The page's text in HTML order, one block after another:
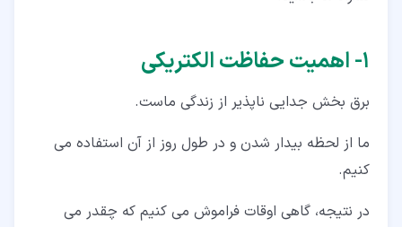
۱‏- اهمیت حفاظت الکتریکی
برق بخش جدایی ناپذیر از زندگی ماست.
ما از لحظه بیدار شدن و در طول روز از آن استفاده می
کنیم.
در نتیجه، گاهی اوقات فراموش می کنیم که چقدر می